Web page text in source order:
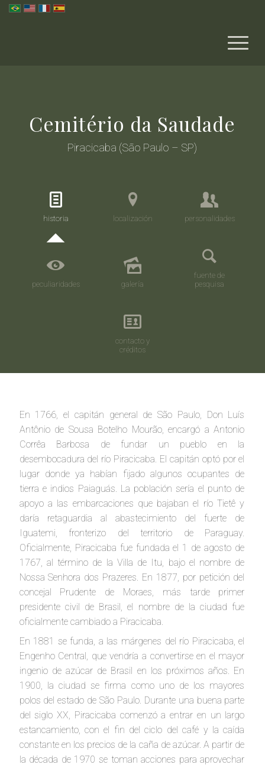
Cemitério da Saudade
Piracicaba (São Paulo – SP)
historia localización personalidades
peculiaridades galería
fuente de
pesquisa
contacto y
créditos
En 1766, el capitán general de São Paulo, Don Luís
Antônio de Sousa Botelho Mourão, encargó a Antonio
Corrêa Barbosa de fundar un pueblo en la
desembocadura del río Piracicaba. El capitán optó por el
lugar donde ya habían fijado algunos ocupantes de
tierra e indios Paiaguás. La población sería el punto de
apoyo a las embarcaciones que bajaban el río Tietê y
daría retaguardia al abastecimiento del fuerte de
Iguatemi, fronterizo del territorio de Paraguay.
Oficialmente, Piracicaba fue fundada el 1 de agosto de
1767, al término de la Villa de Itu, bajo el nombre de
Nossa Senhora dos Prazeres. En 1877, por petición del
concejal Prudente de Moraes, más tarde primer
presidente civil de Brasil, el nombre de la ciudad fue
oficialmente cambiado a Piracicaba.
En 1881 se funda, a las márgenes del río Piracicaba, el
Engenho Central, que vendría a convertirse en el mayor
ingenio de azúcar de Brasil en los próximos años. En
1900, la ciudad se firma como uno de los mayores
polos del estado de São Paulo. Durante una buena parte
del siglo XX, Piracicaba comenzó a entrar en un largo
estancamiento, con el fin del ciclo del café y la caída
constante en los precios de la caña de azúcar. A partir de
la década de 1970 se toman acciones para aprovechar